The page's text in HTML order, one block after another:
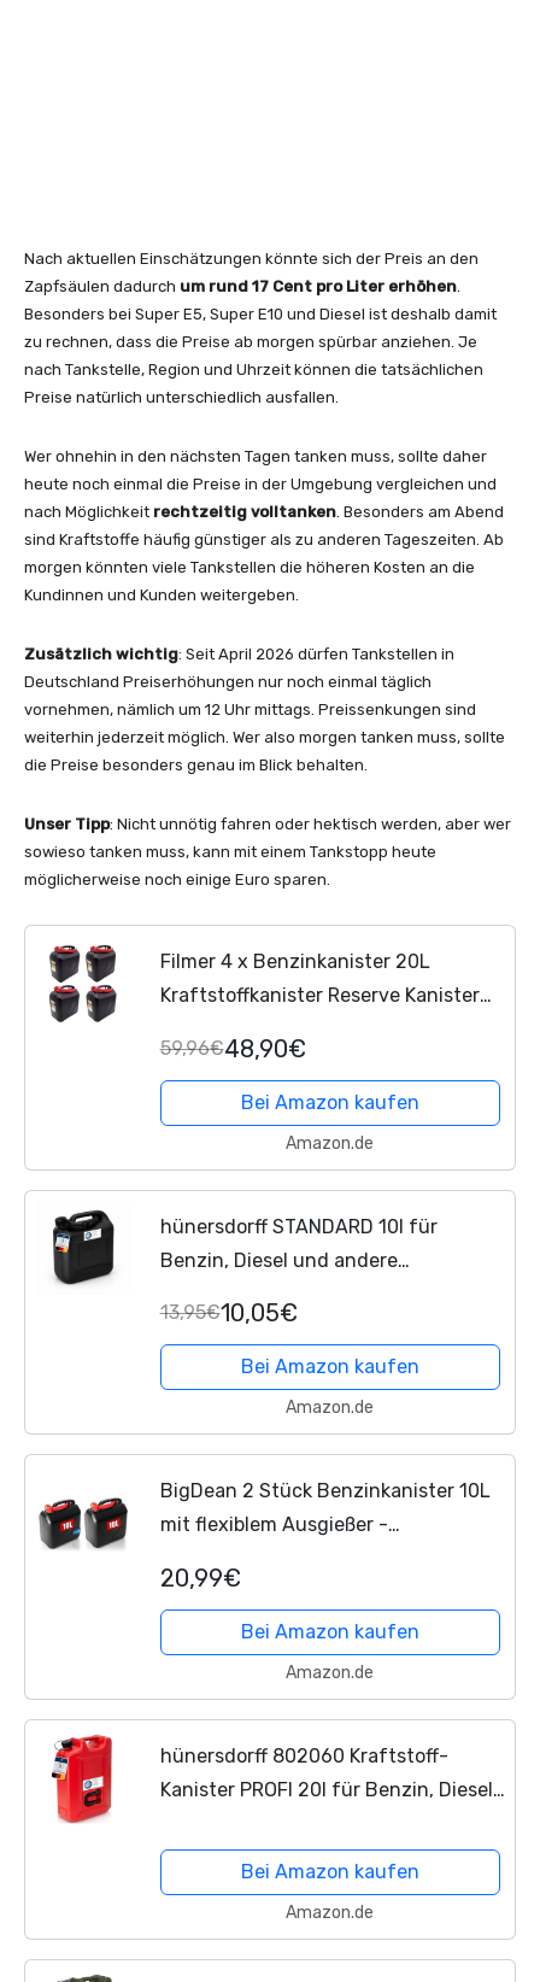
Nach aktuellen Einschätzungen könnte sich der Preis an den
Zapfsäulen dadurch um rund 17 Cent pro Liter erhöhen.
Besonders bei Super E5, Super E10 und Diesel ist deshalb damit
zu rechnen, dass die Preise ab morgen spürbar anziehen. Je
nach Tankstelle, Region und Uhrzeit können die tatsächlichen
Preise natürlich unterschiedlich ausfallen.
Wer ohnehin in den nächsten Tagen tanken muss, sollte daher
heute noch einmal die Preise in der Umgebung vergleichen und
nach Möglichkeit rechtzeitig volltanken. Besonders am Abend
sind Kraftstoffe häufig günstiger als zu anderen Tageszeiten. Ab
morgen könnten viele Tankstellen die höheren Kosten an die
Kundinnen und Kunden weitergeben.
Zusätzlich wichtig: Seit April 2026 dürfen Tankstellen in
Deutschland Preiserhöhungen nur noch einmal täglich
vornehmen, nämlich um 12 Uhr mittags. Preissenkungen sind
weiterhin jederzeit möglich. Wer also morgen tanken muss, sollte
die Preise besonders genau im Blick behalten.
Unser Tipp: Nicht unnötig fahren oder hektisch werden, aber wer
sowieso tanken muss, kann mit einem Tankstopp heute
möglicherweise noch einige Euro sparen.
Filmer 4 x Benzinkanister 20L
Kraftstoffkanister Reserve Kanister
59,96€48,90€
Bei Amazon kaufen
Amazon.de
hünersdorff STANDARD 10l für
Benzin, Diesel und andere
Germany, TÜV-geprüfter Produktion,
13,95€10,05€
Bei Amazon kaufen
Amazon.de
BigDean 2 Stück Benzinkanister 10L
mit flexiblem Ausgießer -
- UN-Zulassung handlicher Kanister
Dieselkanister...
20,99€
Bei Amazon kaufen
Amazon.de
hünersdorff 802060 Kraftstoff-
Kanister PROFI 20l für Benzin, Diesel
Zulassung, made in Germany, TÜV-
geprüfter Produktion, rot
Bei Amazon kaufen
Amazon.de